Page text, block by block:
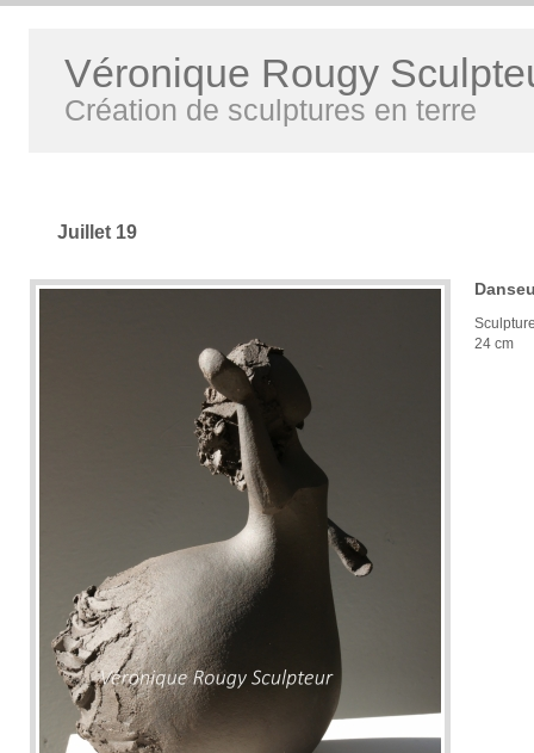
Véronique Rougy
Création de sculptures en terre
Juillet 19
24 cm